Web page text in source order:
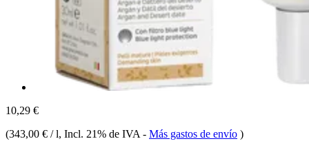
10,29 €
(343,00 € / l, Incl. 21% de IVA - Más gastos de envío )